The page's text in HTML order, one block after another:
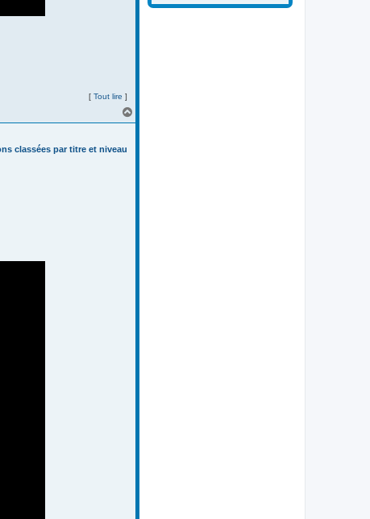
[ Tout lire ]
a
classées par titre et niveau